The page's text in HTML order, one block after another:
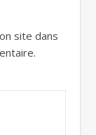
site dans